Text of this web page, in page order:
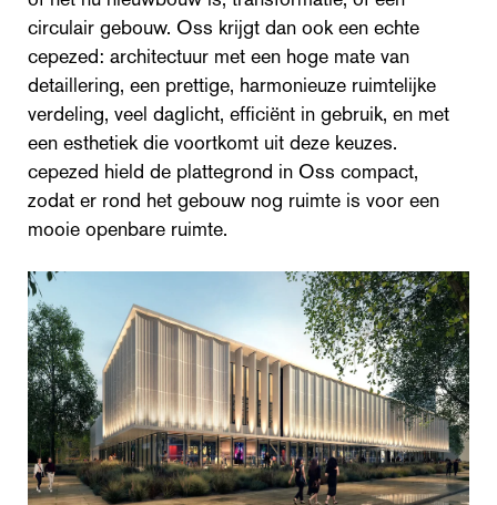
circulair gebouw. Oss krijgt dan ook een echte
cepezed: architectuur met een hoge mate van
detaillering, een prettige, harmonieuze ruimtelijke
verdeling, veel daglicht, efficiënt in gebruik, en met
een esthetiek die voortkomt uit deze keuzes.
cepezed hield de plattegrond in Oss compact,
zodat er rond het gebouw nog ruimte is voor een
mooie openbare ruimte.